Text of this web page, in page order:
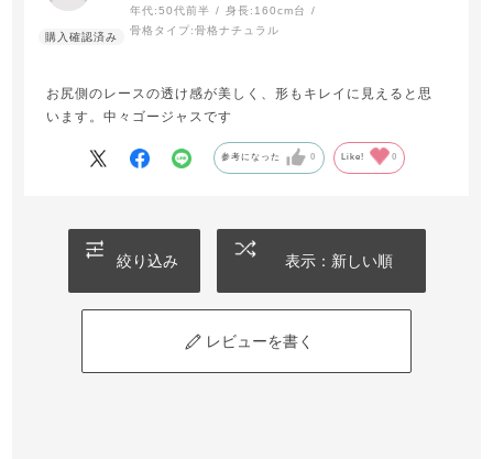
年代:50代前半 身長: 160cm台
骨格タイプ:骨格ナチュラル
お尻側のレースの透け感が美しく、形もキレイに見えると思
います。中々ゴージャスです
参考になった 0 Like! 0
絞り込み 表示：新しい順
レビューを書く